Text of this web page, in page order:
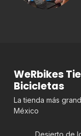
WeRbikes
Bicicletas
La tienda más
México
Desierto de